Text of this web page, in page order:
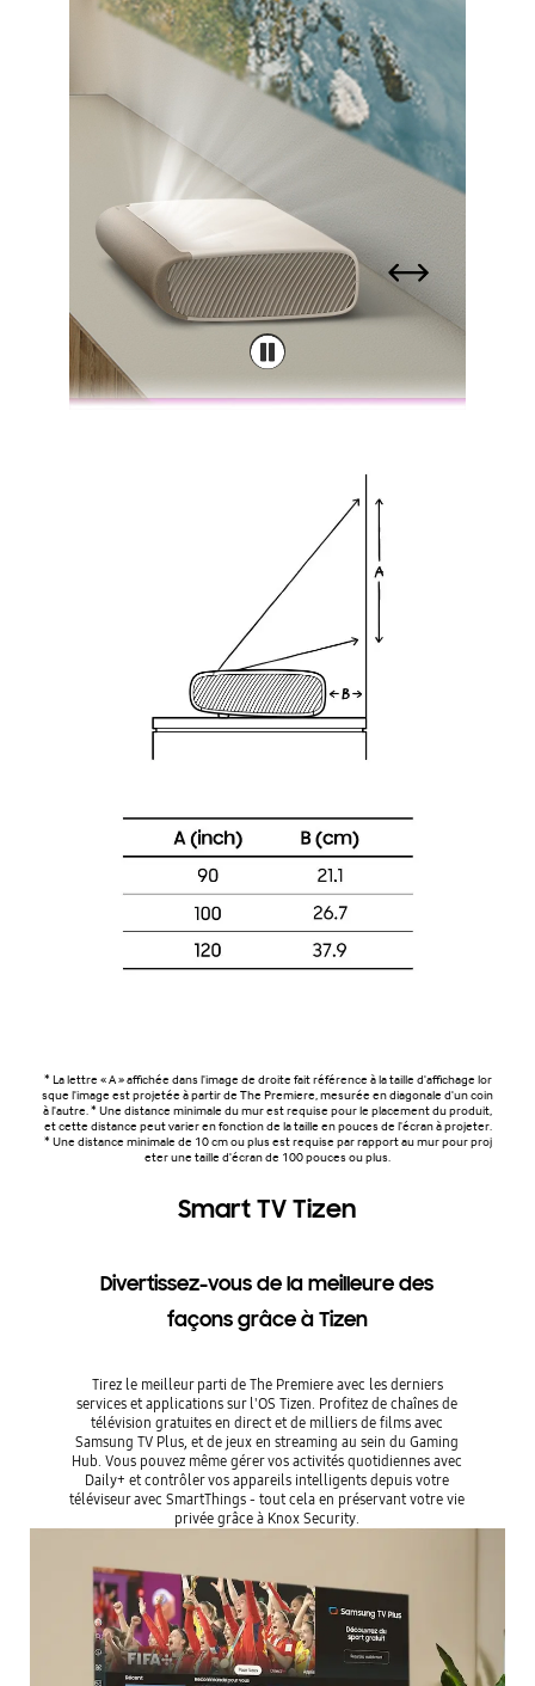
* La lettre « A » affichée dans l'image de droite fait référence à la taille d'affichage lor
sque l'image est projetée à partir de The Premiere, mesurée en diagonale d'un coin
à l'autre. * Une distance minimale du mur est requise pour le placement du produit,
et cette distance peut varier en fonction de la taille en pouces de l'écran à projeter.
* Une distance minimale de 10 cm ou plus est requise par rapport au mur pour proj
eter une taille d'écran de 100 pouces ou plus.
Smart TV Tizen
Divertissez-vous de la meilleure des
façons grâce à Tizen
Tirez le meilleur parti de The Premiere avec les derniers
services et applications sur l'OS Tizen. Profitez de chaînes de
télévision gratuites en direct et de milliers de films avec
Samsung TV Plus, et de jeux en streaming au sein du Gaming
Hub. Vous pouvez même gérer vos activités quotidiennes avec
Daily+ et contrôler vos appareils intelligents depuis votre
téléviseur avec SmartThings - tout cela en préservant votre vie
privée grâce à Knox Security.